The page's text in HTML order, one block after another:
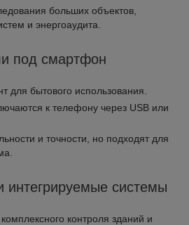
больших объектов,
и энергоаудита.
под смартфон
для бытового использования.
к телефону через USB или
и точности, но подходят для
интегрируемые системы
контроля зданий и